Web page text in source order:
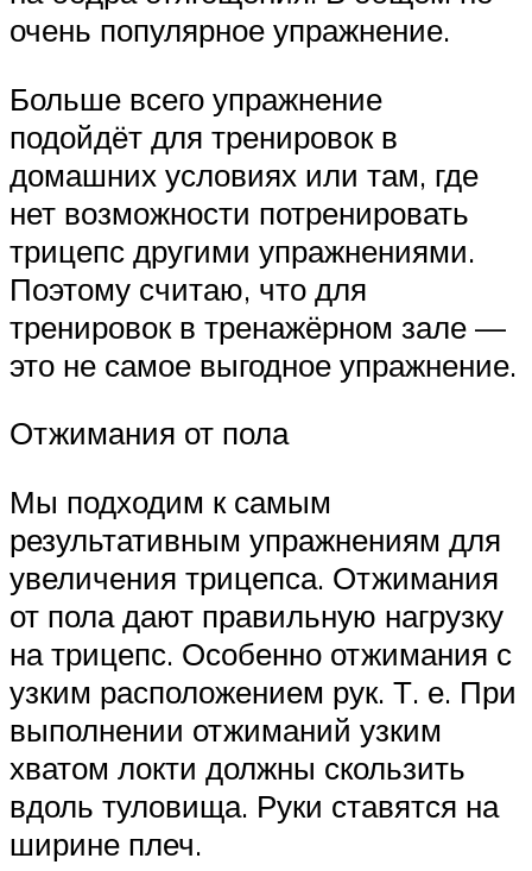
очень популярное упражнение.
Больше всего упражнение
подойдёт для тренировок в
домашних условиях или там, где
нет возможности потренировать
трицепс другими упражнениями.
Поэтому считаю, что для
тренировок в тренажёрном зале —
это не самое выгодное упражнение.
Отжимания от пола
Мы подходим к самым
результативным упражнениям для
увеличения трицепса. Отжимания
от пола дают правильную нагрузку
на трицепс. Особенно отжимания с
узким расположением рук. Т. е. При
выполнении отжиманий узким
хватом локти должны скользить
вдоль туловища. Руки ставятся на
ширине плеч.